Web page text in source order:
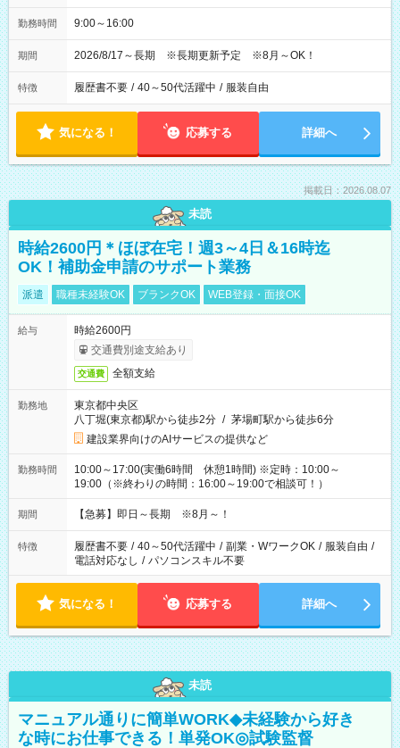
勤務時間 9:00～16:00
期間 2026/8/17～長期 ※長期更新予定 ※8月～OK！
特徴 履歴書不要 / 40～50代活躍中 / 服装自由
気になる！ 応募する 詳細へ
掲載日：2026.08.07
未読
時給2600円＊ほぼ在宅！週3～4日＆16時迄
OK！補助金申請のサポート業務
派遣 職種未経験OK ブランクOK WEB登録・面接OK
給与
時給2600円
交通費別途支給あり
交通費 全額支給
勤務地
東京都中央区
八丁堀(東京都)駅から徒歩2分 / 茅場町駅から徒歩6分
建設業界向けのAIサービスの提供など
勤務時間
10:00～17:00(実働6時間 休憩1時間) ※定時：10:00～
19:00（※終わりの時間：16:00～19:00で相談可！）
期間 【急募】即日～長期 ※8月～！
特徴 履歴書不要 / 40～50代活躍中 / 副業・WワークOK / 服装自由 /
電話対応なし / パソコンスキル不要
気になる！ 応募する 詳細へ
未読
マニュアル通りに簡単WORK◆未経験から好き
な時にお仕事できる！単発OK◎試験監督